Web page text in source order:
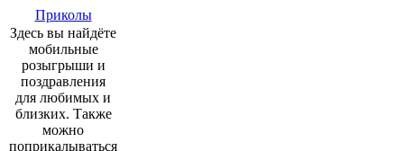
Приколы
Здесь вы найдёте
мобильные
розыгрыши и
поздравления
для любимых и
близких. Также
можно
поприкалываться